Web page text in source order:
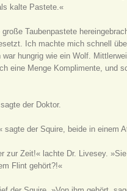
kalte Pastete.«
Taubenpastete
Ich machte mich schnell
war hungrig wie ein Wolf.
eine Menge Komplimente, und
der Doktor.
sagte der Squire, beide in einem
zur Zeit!« lachte Dr. Livesey.
Flint gehört?!«